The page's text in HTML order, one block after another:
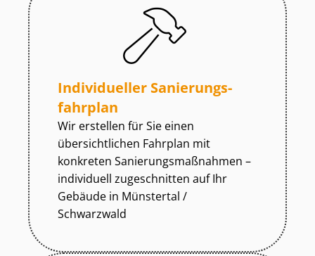
Individueller Sa­nie­rungs­
fahr­plan
Wir erstellen für Sie einen
übersichtlichen Fahrplan mit
konkreten Sa­nie­rungs­maß­nah­men –
individuell zugeschnitten auf Ihr
Gebäude in Münstertal /
Schwarzwald